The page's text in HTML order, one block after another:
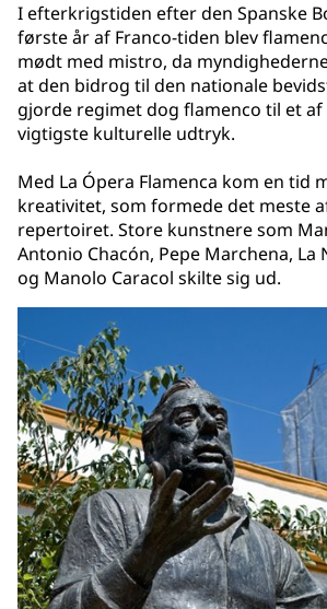
I efterkrigstiden efter den Spanske
første år af Franco-tiden blev
mødt med mistro, da
at den bidrog til den nationale
gjorde regimet dog flamenco til et af
vigtigste kulturelle udtryk.
Med La Ópera Flamenca kom en tid
kreativitet, som formede det meste
repertoiret. Store kunstnere som
Antonio Chacón, Pepe Marchena, La
og Manolo Caracol skilte sig ud.